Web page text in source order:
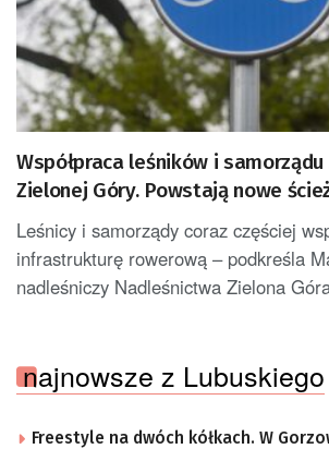
Współpraca leśników i
Zielonej Góry. Powstają nowe
Leśnicy i samorządy coraz częściej
infrastrukturę rowerową – podkreśla
nadleśniczy Nadleśnictwa Zielona
najnowsze z Lubuskiego
Freestyle na dwóch kółkach. W